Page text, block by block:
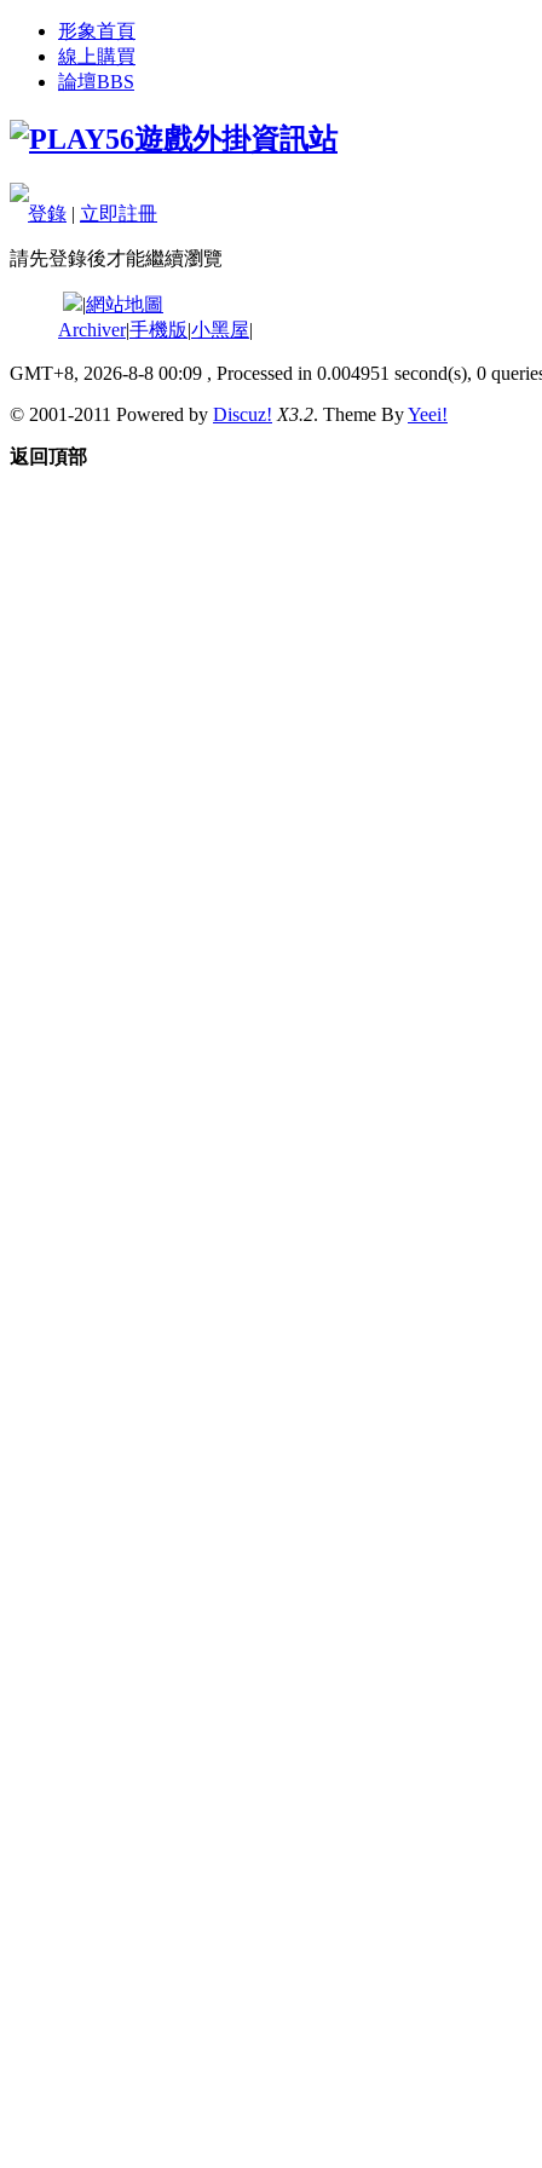
形象首頁
線上購買
論壇BBS
登錄 | 立即註冊
請先登錄後才能繼續瀏覽
|網站地圖
Archiver|手機版|小黑屋|
GMT+8, 2026-8-8 00:09 , Processed in 0.004951 second(s), 0
© 2001-2011 Powered by Discuz! X3.2. Theme ByYeei!
返回頂部